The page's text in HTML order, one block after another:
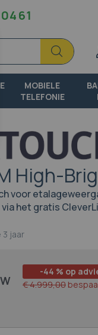
61
Zoek
Zoek
MOBIELE
TELEFONIE
High-
voor
het gratis
3 jaar
-44 % op
€ 4.999,00